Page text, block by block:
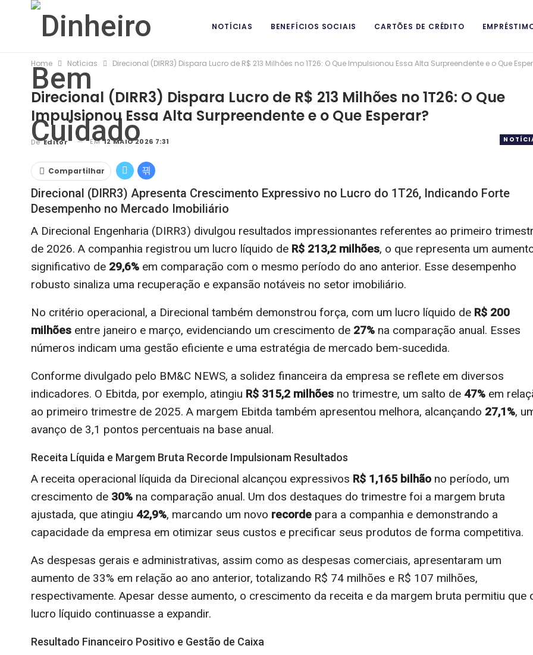
NOTÍCIAS BENEFÍCIOS SOCIAIS CARTÕES DE CRÉDITO
Home Notícias Direcional (DIRR3) Dispara Lucro de R$ 213 Milhões no 1T26: O Que Impulsionou Essa Alta Surpreendente e o Que
Direcional (DIRR3) Dispara Lucro de R$ 213 Milhões no 1T26: O Que
Impulsionou Essa Alta Surpreendente e o Que Esperar?
DeEditor EM12 MAIO 2026 7:31
Compartilhar
Direcional (DIRR3) Apresenta Crescimento Expressivo no Lucro do 1T26, Indicando Forte
Desempenho no Mercado Imobiliário
A Direcional Engenharia (DIRR3) divulgou resultados impressionantes referentes ao primeiro
de 2026. A companhia registrou um lucro líquido de R$ 213,2 milhões, o que representa um
significativo de 29,6% em comparação com o mesmo período do ano anterior. Esse desempenho
robusto sinaliza uma recuperação e expansão notáveis no setor imobiliário.
No critério operacional, a Direcional também demonstrou força, com um lucro líquido de R$ 200
milhões entre janeiro e março, evidenciando um crescimento de 27% na comparação anual. Esses
números indicam uma gestão eficiente e uma estratégia de mercado bem-sucedida.
Conforme divulgado pelo BM&C NEWS, a solidez financeira da empresa se reflete em diversos
indicadores. O Ebitda, por exemplo, atingiu R$ 315,2 milhões no trimestre, um salto de 47% em
ao primeiro trimestre de 2025. A margem Ebitda também apresentou melhora, alcançando 27,1%,
avanço de 3,1 pontos percentuais na base anual.
Receita Líquida e Margem Bruta Recorde Impulsionam Resultados
A receita operacional líquida da Direcional alcançou expressivos R$ 1,165 bilhão no período, um
crescimento de 30% na comparação anual. Um dos destaques do trimestre foi a margem bruta
ajustada, que atingiu 42,9%, marcando um novo recorde para a companhia e demonstrando a
capacidade da empresa em otimizar seus custos e precificar seus produtos de forma competitiva.
As despesas gerais e administrativas, assim como as despesas comerciais, apresentaram um
aumento de 33% em relação ao ano anterior, totalizando R$ 74 milhões e R$ 107 milhões,
respectivamente. Apesar desse aumento, o crescimento da receita e da margem bruta permitiu que
lucro líquido continuasse a expandir.
Resultado Financeiro Positivo e Gestão de Caixa